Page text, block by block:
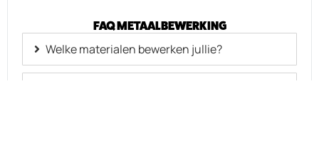
FAQ METAALBEWERKING
Welke materialen bewerken jullie?